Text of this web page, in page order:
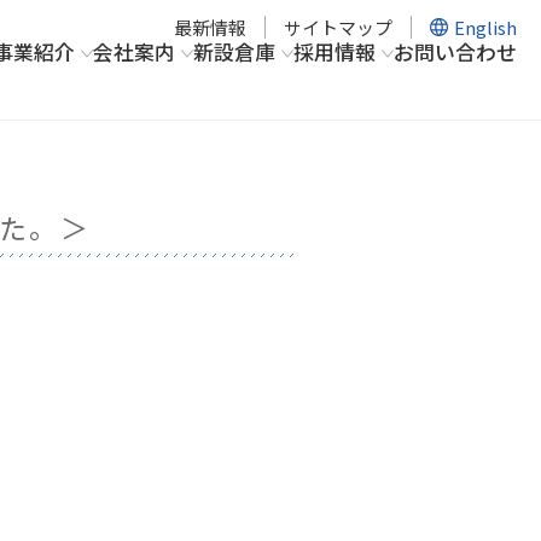
最新情報 サイトマップ English
業紹介 会社案内 新設倉庫 採用情報 お問い合わせ
。＞